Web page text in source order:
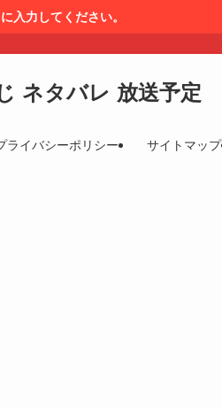
入力してください。
ネタバレ 放送予定
ライバシーポリシー サイトマップ